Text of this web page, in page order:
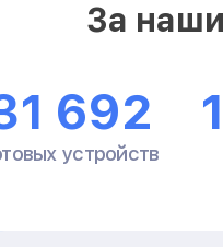
За
692
устройств